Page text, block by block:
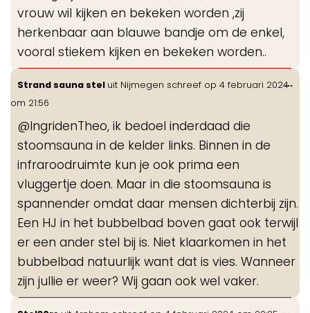
vrouw wil kijken en bekeken worden ,zij
herkenbaar aan blauwe bandje om de enkel,
vooral stiekem kijken en bekeken worden..
Strand sauna stel uit Nijmegen schreef op 4 februari 2024
om 21:56
@IngridenTheo, ik bedoel inderdaad die
stoomsauna in de kelder links. Binnen in de
infraroodruimte kun je ook prima een
vluggertje doen. Maar in die stoomsauna is
spannender omdat daar mensen dichterbij zijn.
Een HJ in het bubbelbad boven gaat ook terwijl
er een ander stel bij is. Niet klaarkomen in het
bubbelbad natuurlijk want dat is vies. Wanneer
zijn jullie er weer? Wij gaan ook wel vaker.
...